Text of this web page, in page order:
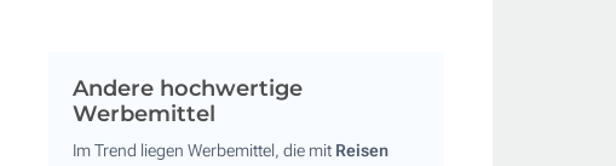
Andere hochwertige
Werbemittel
Im Trend liegen Werbemittel, die mit Reisen